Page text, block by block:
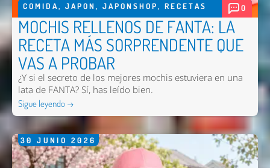
COMIDA, JAPON , JAPONSHOP, RECETAS 0
MOCHIS RELLENOS DE FANTA: LA
RECETA MÁS SORPRENDENTE QUE
VAS A PROBAR
¿Y si el secreto de los mejores mochis estuviera en una
lata de FANTA? Sí, has leído bien.
Sigue leyendo →
30 JUNIO 2026